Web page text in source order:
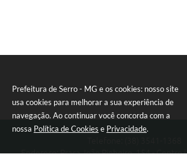
Prefeitura de Serro - MG e os cookies: nosso site
usa cookies para melhorar a sua experiência de
navegação. Ao continuar você concorda com a
nossa Política de Cookies e Privacidade.